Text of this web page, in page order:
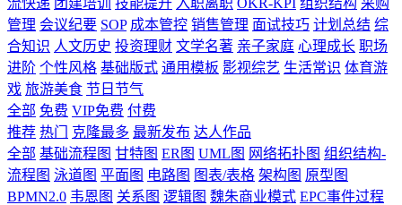
流快递 团建培训 技能提升 入职离职 OKR-KPI 组织结构 采购
管理 会议纪要 SOP 成本管控 销售管理 面试技巧 计划总结 综
合知识 人文历史 投资理财 文学名著 亲子家庭 心理成长 职场
进阶 个性风格 基础版式 通用模板 影视综艺 生活常识 体育游
戏 旅游美食 节日节气
全部 免费 VIP免费 付费
推荐 热门 克隆最多 最新发布 达人作品
全部 基础流程图 甘特图 ER图 UML图 网络拓扑图 组织结构-
流程图 泳道图 平面图 电路图 图表/表格 架构图 原型图
BPMN2.0 韦恩图 关系图 逻辑图 魏朱商业模式 EPC事件过程